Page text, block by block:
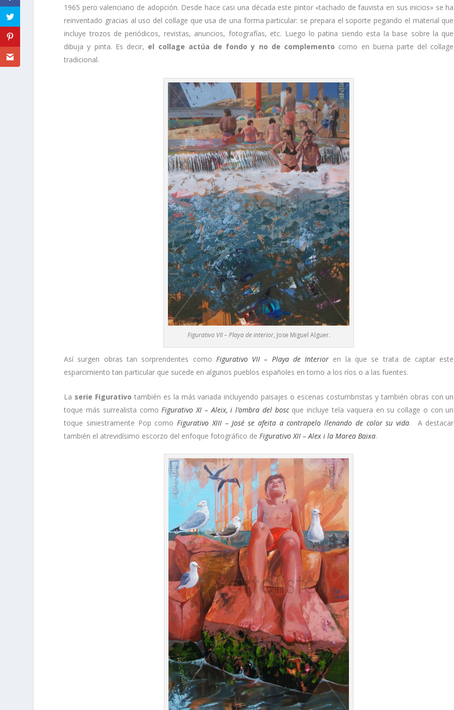
1965 pero valenciano de adopción. Desde hace casi una década este pintor «tachado de fauvista en sus inicios» se ha
reinventado gracias al uso del collage que usa de una forma particular: se prepara el soporte pegando el material que
incluye trozos de periódicos, revistas, anuncios, fotografías, etc. Luego lo patina siendo esta la base sobre la que
dibuja y pinta. Es decir, el collage actúa de fondo y no de complemento como en buena parte del collage
tradicional.
Figurativo VII – Playa de interior, Jose Miguel Alguer.
Así surgen obras tan sorprendentes como Figurativo VII – Playa de Interior en la que se trata de captar este
esparcimiento tan particular que sucede en algunos pueblos españoles en torno a los ríos o a las fuentes.
La serie Figurativo también es la más variada incluyendo paisajes o escenas costumbristas y también obras con un
toque más surrealista como Figurativo XI – Aleix, i l’ombra del boscque incluye tela vaquera en su collage o con un
toque siniestramente Pop como Figurativo XIII – José se afeita a contrapelo llenando de color su vida. A destacar
también el atrevidísimo escorzo del enfoque fotográfico de Figurativo XII – Alex i la Marea Baixa.